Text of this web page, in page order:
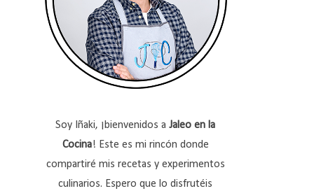
Soy Iñaki, ¡bienvenidos a Jaleo en la
Cocina! Este es mi rincón donde
compartiré mis recetas y experimentos
culinarios. Espero que lo disfrutéis